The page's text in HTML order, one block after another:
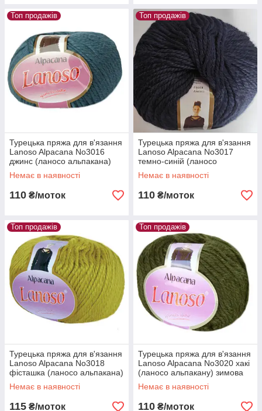
Топ продажів
Турецька пряжа для в'язання
Lanoso Alpacana No3016
джинс (ланосо альпакана)
зимова пряжа
Немає в наявності
110 ₴/моток
Топ продажів
Турецька пряжа для в'язання
Lanoso Alpacana No3017
темно-синій (ланосо
альпакана) зимова пряжа
Немає в наявності
110 ₴/моток
Топ продажів
Турецька пряжа для в'язання
Lanoso Alpacana No3018
фісташка (ланосо альпакана)
зимова пряжа
Немає в наявності
115 ₴/моток
Топ продажів
Турецька пряжа для в'язання
Lanoso Alpacana No3020 хакі
(ланосо альпакану) зимова
пряжа
Немає в наявності
110 ₴/моток